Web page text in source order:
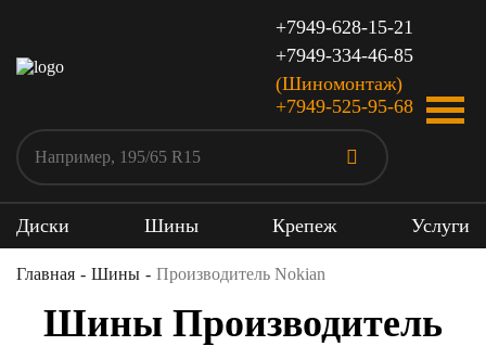
+7949-628-15-21
+7949-334-46-85
(Шиномонтаж)
+7949-525-95-68
Диски Шины Крепеж Услуги
Главная Шины Производитель Nokian
Шины Производитель